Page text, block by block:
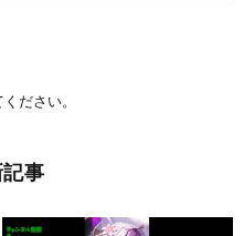
ください。
記事